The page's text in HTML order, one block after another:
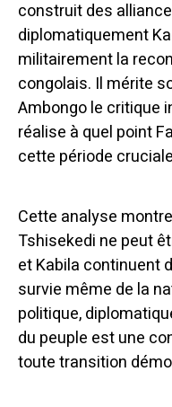
construit des
diplomatiquement
militairement la
congolais. Il mérite
Ambongo le critique
réalise à quel point
cette période
Cette analyse
Tshisekedi ne peut
et Kabila continuent
survie même de la
politique,
du peuple est une
toute transition